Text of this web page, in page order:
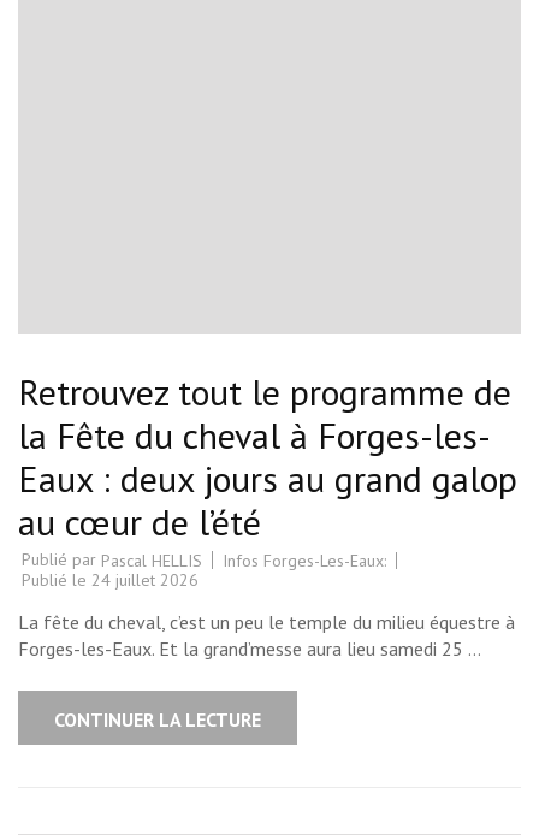
Retrouvez tout le programme de
la Fête du cheval à Forges-les-
Eaux : deux jours au grand galop
au cœur de l’été
Publié par Pascal HELLIS
Infos Forges-Les-Eaux:
Publié le 24 juillet 2026
La fête du cheval, c’est un peu le temple du milieu équestre à
Forges-les-Eaux. Et la grand’messe aura lieu samedi 25 …
CONTINUER LA LECTURE